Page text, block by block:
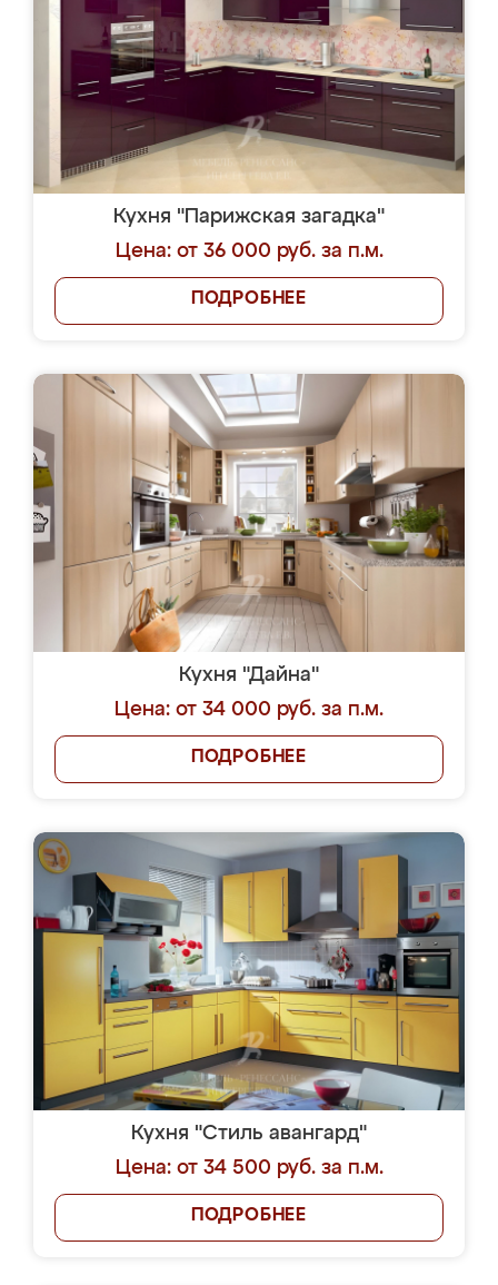
Кухня "Парижская загадка"
Цена: от 36 000 руб. за п.м.
ПОДРОБНЕЕ
Кухня "Дайна"
Цена: от 34 000 руб. за п.м.
ПОДРОБНЕЕ
Кухня "Стиль авангард"
Цена: от 34 500 руб. за п.м.
ПОДРОБНЕЕ